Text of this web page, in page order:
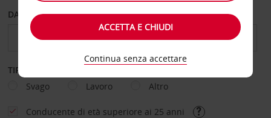
DAL GIORNO AL GIORNO
TIPOLOGIA DI NOLEGGIO
Svago
Lavoro Altro
Conducente di età superiore ai 25 anni
ACCETTA E CHIUDI
Continua senza accettare